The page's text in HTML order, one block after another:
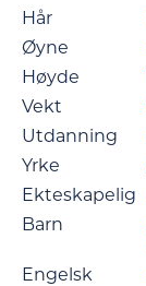
Hår
Øyne
Høyde
Vekt
Utdanning
Yrke
Ekteskapelig
Barn
Engelsk